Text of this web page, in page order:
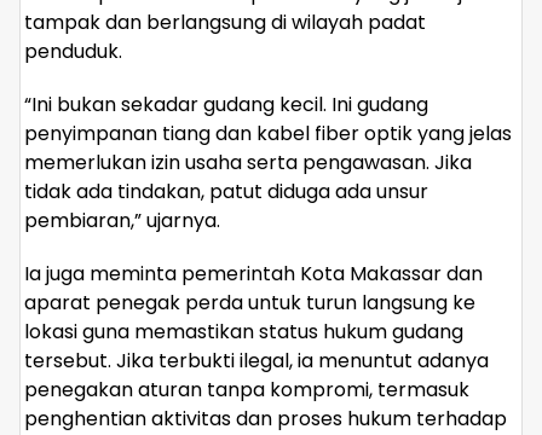
tampak dan berlangsung di wilayah padat
penduduk.
“Ini bukan sekadar gudang kecil. Ini gudang
penyimpanan tiang dan kabel fiber optik yang jelas
memerlukan izin usaha serta pengawasan. Jika
tidak ada tindakan, patut diduga ada unsur
pembiaran,” ujarnya.
Ia juga meminta pemerintah Kota Makassar dan
aparat penegak perda untuk turun langsung ke
lokasi guna memastikan status hukum gudang
tersebut. Jika terbukti ilegal, ia menuntut adanya
penegakan aturan tanpa kompromi, termasuk
penghentian aktivitas dan proses hukum terhadap